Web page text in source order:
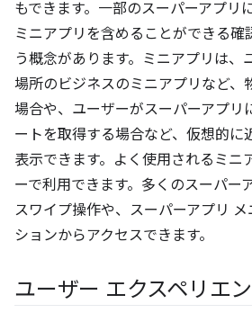
もできます。一部のスーパーアプリ
ミニアプリを含めることができる確
う概念があります。ミニアプリは、
場所のビジネスのミニアプリなど、
場合や、ユーザーがスーパーアプリ
ートを取得する場合など、仮想的に
表示できます。よく使用されるミニ
ーで利用できます。多くのスーパー
スワイプ操作や、スーパーアプリ
ションからアクセスできます。
ユーザー エクスペリエ